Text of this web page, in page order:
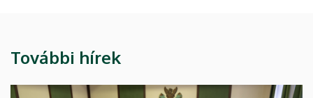
További hírek